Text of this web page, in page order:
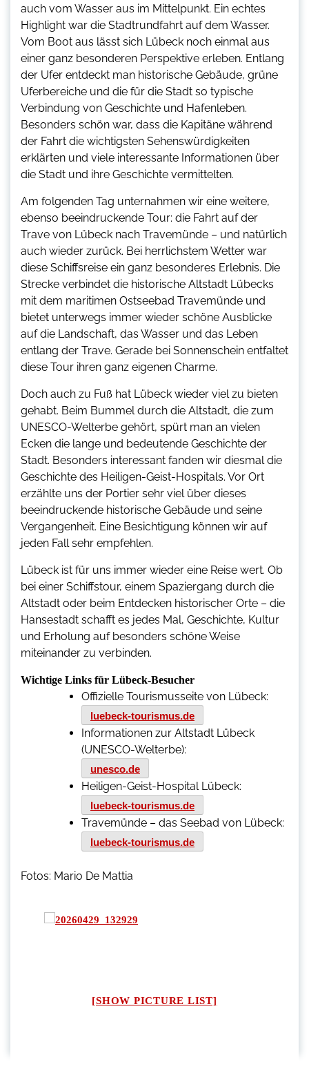
auch vom Wasser aus im Mittelpunkt. Ein echtes
Highlight war die Stadtrundfahrt auf dem Wasser.
Vom Boot aus lässt sich Lübeck noch einmal aus
einer ganz besonderen Perspektive erleben. Entlang
der Ufer entdeckt man historische Gebäude, grüne
Uferbereiche und die für die Stadt so typische
Verbindung von Geschichte und Hafenleben.
Besonders schön war, dass die Kapitäne während
der Fahrt die wichtigsten Sehenswürdigkeiten
erklärten und viele interessante Informationen über
die Stadt und ihre Geschichte vermittelten.
Am folgenden Tag unternahmen wir eine weitere,
ebenso beeindruckende Tour: die Fahrt auf der
Trave von Lübeck nach Travemünde – und natürlich
auch wieder zurück. Bei herrlichstem Wetter war
diese Schiffsreise ein ganz besonderes Erlebnis. Die
Strecke verbindet die historische Altstadt Lübecks
mit dem maritimen Ostseebad Travemünde und
bietet unterwegs immer wieder schöne Ausblicke
auf die Landschaft, das Wasser und das Leben
entlang der Trave. Gerade bei Sonnenschein entfaltet
diese Tour ihren ganz eigenen Charme.
Doch auch zu Fuß hat Lübeck wieder viel zu bieten
gehabt. Beim Bummel durch die Altstadt, die zum
UNESCO-Welterbe gehört, spürt man an vielen
Ecken die lange und bedeutende Geschichte der
Stadt. Besonders interessant fanden wir diesmal die
Geschichte des Heiligen-Geist-Hospitals. Vor Ort
erzählte uns der Portier sehr viel über dieses
beeindruckende historische Gebäude und seine
Vergangenheit. Eine Besichtigung können wir auf
jeden Fall sehr empfehlen.
Lübeck ist für uns immer wieder eine Reise wert. Ob
bei einer Schiffstour, einem Spaziergang durch die
Altstadt oder beim Entdecken historischer Orte – die
Hansestadt schafft es jedes Mal, Geschichte, Kultur
und Erholung auf besonders schöne Weise
miteinander zu verbinden.
Wichtige Links für Lübeck-Besucher
Offizielle Tourismusseite von Lübeck:
luebeck-tourismus.de
Informationen zur Altstadt Lübeck
(UNESCO-Welterbe):
unesco.de
Heiligen-Geist-Hospital Lübeck:
luebeck-tourismus.de
Travemünde – das Seebad von Lübeck:
luebeck-tourismus.de
Fotos: Mario De Mattia
[SHOW PICTURE LIST]